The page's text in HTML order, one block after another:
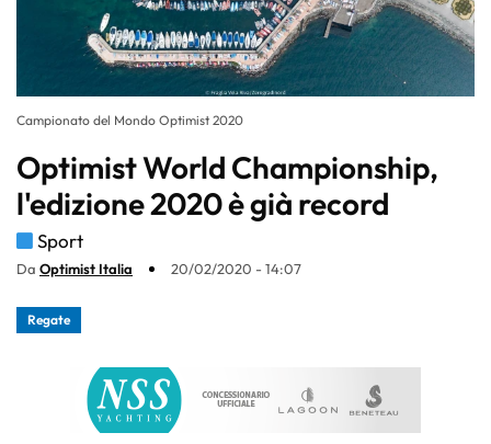
Campionato del Mondo Optimist 2020
Optimist World Championship,
l'edizione 2020 è già record
Sport
Da Optimist Italia 20/02/2020 - 14:07
Regate